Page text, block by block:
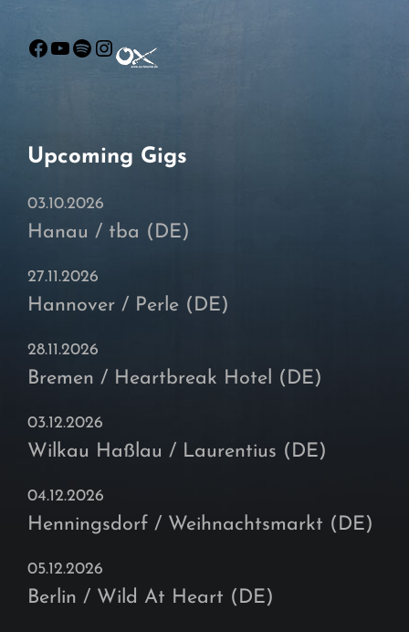
Facebook
YouTube
Spotify
Instagram
Upcoming Gigs
03.10.2026
Hanau / tba (DE)
27.11.2026
Hannover / Perle (DE)
28.11.2026
Bremen / Heartbreak Hotel (DE)
03.12.2026
Wilkau Haßlau / Laurentius (DE)
04.12.2026
Henningsdorf / Weihnachtsmarkt (DE)
05.12.2026
Berlin / Wild At Heart (DE)